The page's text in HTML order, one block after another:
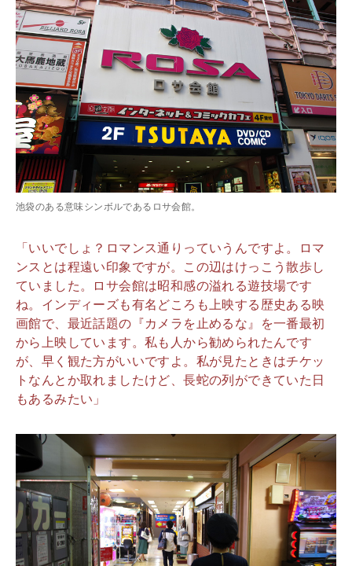
池袋のある意味シンボルであるロサ会館。
「いいでしょ？ロマンス通りっていうんですよ。ロマ
ンスとは程遠い印象ですが。この辺はけっこう散歩し
ていました。ロサ会館は昭和感の溢れる遊技場です
ね。インディーズも有名どころも上映する歴史ある映
画館で、最近話題の『カメラを止めるな』を一番最初
から上映しています。私も人から勧められたんです
が、早く観た方がいいですよ。私が見たときはチケッ
トなんとか取れましたけど、長蛇の列ができていた日
もあるみたい」